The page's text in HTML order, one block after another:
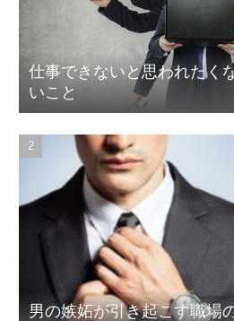
仕事できないと思われたく
いこと
男の嫉妬が引き起こす職場